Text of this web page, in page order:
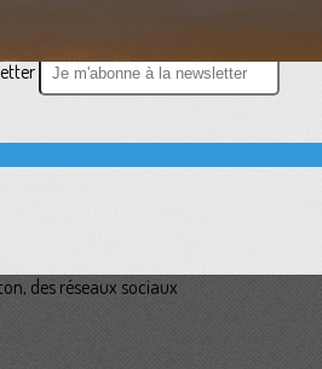
des réseaux sociaux